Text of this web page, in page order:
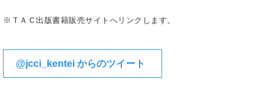
※ＴＡＣ出版書籍販売サイトへリンクします。
@jcci_kentei からのツイート